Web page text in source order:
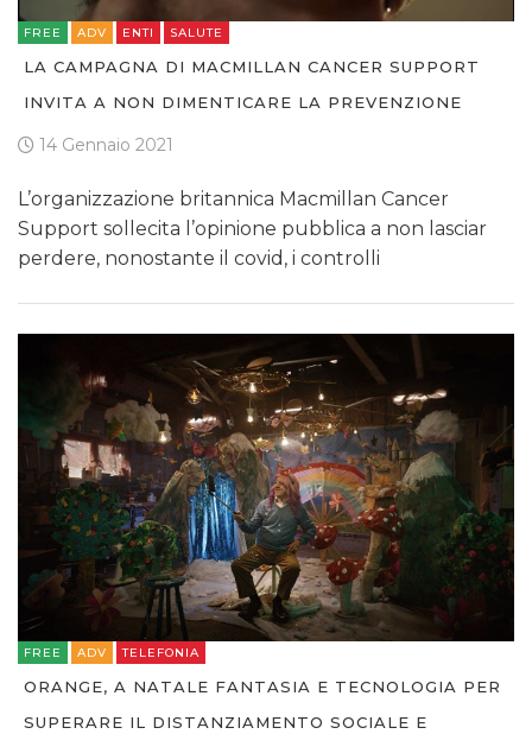
FREE ADV ENTI SALUTE
LA CAMPAGNA DI MACMILLAN CANCER SUPPORT
INVITA A NON DIMENTICARE LA PREVENZIONE
14 Gennaio 2021
L’organizzazione britannica Macmillan Cancer
Support sollecita l’opinione pubblica a non lasciar
perdere, nonostante il covid, i controlli
FREE ADV TELEFONIA
ORANGE, A NATALE FANTASIA E TECNOLOGIA PER
SUPERARE IL DISTANZIAMENTO SOCIALE E